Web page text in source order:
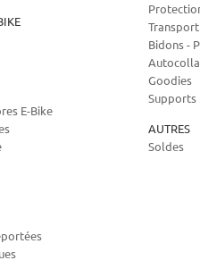
E-Bike
Transport
Bidons -
Goodies
Supports
AUTRES
Soldes